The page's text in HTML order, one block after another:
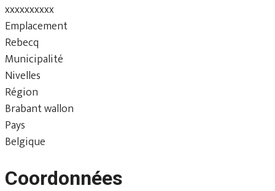
xxxxxxxxxx
Emplacement
Rebecq
Municipalité
Nivelles
Région
Brabant wallon
Pays
Belgique
Coordonnées